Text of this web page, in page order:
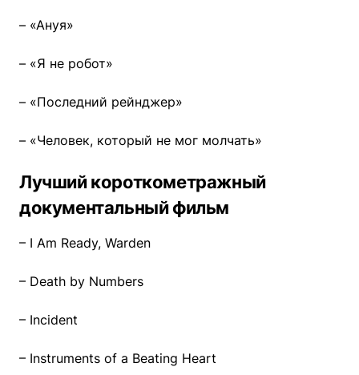
– «Ануя»
– «Я не робот»
– «Последний рейнджер»
– «Человек, который не мог молчать»
Лучший короткометражный
документальный фильм
– I Am Ready, Warden
– Death by Numbers
– Incident
– Instruments of a Beating Heart